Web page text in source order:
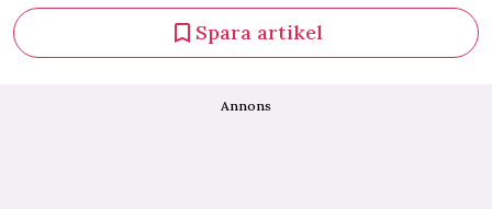
Spara artikel
Annons